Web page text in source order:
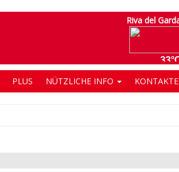
PLUS NÜTZLICHE INFO KONTAKTE